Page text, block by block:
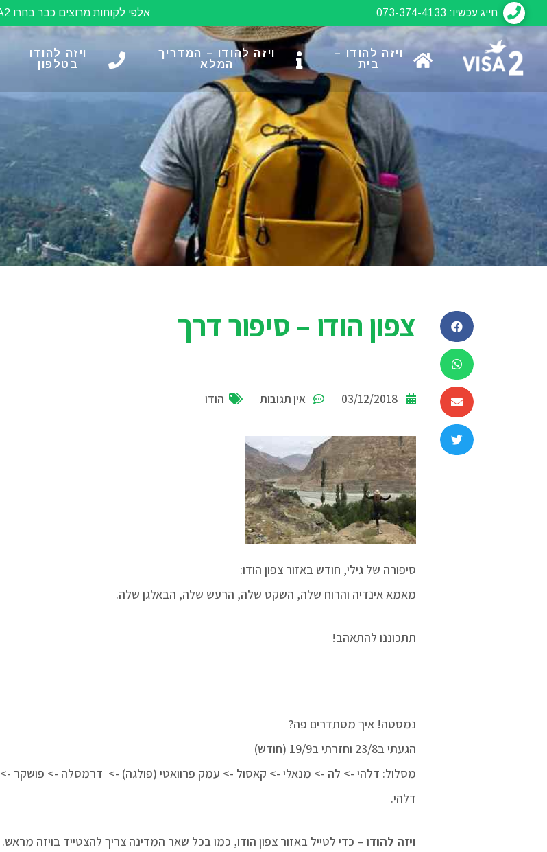
חייג עכשיו: 073-374-4133 אלפי לקוחות מרוצים כבר בחרו VISA2
ויזה להודו –
בית
ויזה להודו – המדריך
המלא
ויזה להודו
בטלפון
צפון הודו – סיפור דרך
03/12/2018 אין תגובות הודו
סיפורה של גילי, חודש באזור צפון הודו:
מאמא אינדיה והרוח שלה, השקט שלה, הרעש שלה, הבאלגן שלה.
תתכוננו להתאהב!
נמסטה! איך מסתדרים פה?
הגעתי ב23/8 וחזרתי ב19/9 (חודש)
מסלול: דלהי -> לה -> מנאלי -> קאסול -> עמק פרוואטי (פולגה) -> דרמסלה -> פושקר ->
דלהי.
ויזה להודו – כדי לטייל באזור צפון הודו, כמו בכל שאר המדינה צריך להצטייד בויזה מראש.